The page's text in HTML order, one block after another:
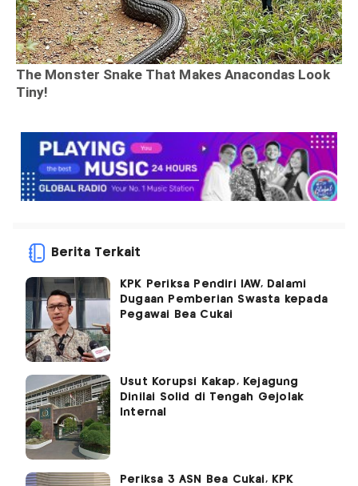
Berita Terkait
KPK Periksa Pendiri IAW, Dalami
Dugaan Pemberian Swasta kepada
Pegawai Bea Cukai
Usut Korupsi Kakap, Kejagung
Dinilai Solid di Tengah Gejolak
Internal
Periksa 3 ASN Bea Cukai, KPK